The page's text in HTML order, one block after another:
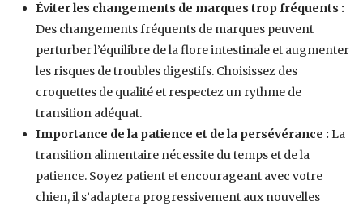
Éviter les changements de marques trop fréquents :
Des changements fréquents de marques peuvent
perturber l’équilibre de la flore intestinale et augmenter
les risques de troubles digestifs. Choisissez des
croquettes de qualité et respectez un rythme de
transition adéquat.
Importance de la patience et de la persévérance : La
transition alimentaire nécessite du temps et de la
patience. Soyez patient et encourageant avec votre
chien, il s’adaptera progressivement aux nouvelles